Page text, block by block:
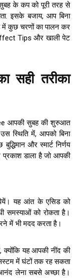
के कप को पूरी तरह से
इसके बजाय, आप बिना
में कुछ चरणों का पालन कर
Tips और खाली पेट
सही तरीका
आपकी सुबह की शुरुआत
स्थिति में, आपको बिना
और स्मार्ट निर्णय
डाला है जो आपकी
यह आंत के एसिड को
को रोकता है।
में भी मदद करता है।
यह आपकी नींद की
में घंटों तक रह सकता
लेना सबसे अच्छा है।